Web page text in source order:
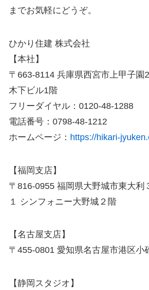
までお気軽にどうぞ。
ひかり住建 株式会社
【本社】
〒663-8114 兵庫県西宮市上甲子園
木下ビル1階
フリーダイヤル：0120-48-1288
電話番号：0798-48-1212
ホームページ： https://hikari-
【福岡支店】
〒816-0955 福岡県大野城市東大利
１ シンフォニー大野城２階
【名古屋支店】
〒455-0801 愛知県名古屋市港区小
【静岡スタジオ】